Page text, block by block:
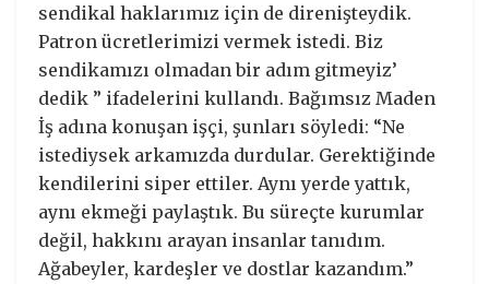
sendikal haklarımız için de direnişteydik.
Patron ücretlerimizi vermek istedi. Biz
sendikamızı olmadan bir adım gitmeyiz’
dedik ” ifadelerini kullandı. Bağımsız Maden
İş adına konuşan işçi, şunları söyledi: “Ne
istediysek arkamızda durdular. Gerektiğinde
kendilerini siper ettiler. Aynı yerde yattık,
aynı ekmeği paylaştık. Bu süreçte kurumlar
değil, hakkını arayan insanlar tanıdım.
Ağabeyler, kardeşler ve dostlar kazandım.”